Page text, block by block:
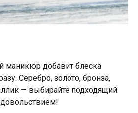
маникюр добавит блеска
Серебро, золото, бронза,
— выбирайте подходящий